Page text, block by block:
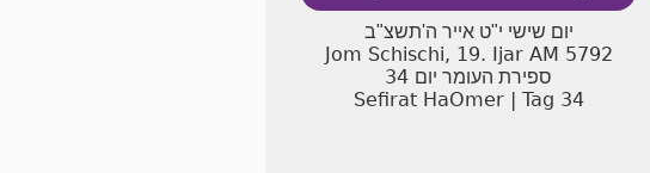
יום שישי י"ט אייר ה'תשצ"ב
Jom Schischi, 19. Ijar AM 5792
34 ספירת העומר יום
Sefirat HaOmer | Tag 34